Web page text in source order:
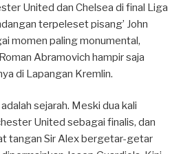
United dan Chelsea di final Liga
terpeleset pisang’ John
momen paling monumental,
Abramovich hampir saja
di Lapangan Kremlin.
sejarah. Meski dua kali
United sebagai finalis, dan
tangan Sir Alex bergetar-getar